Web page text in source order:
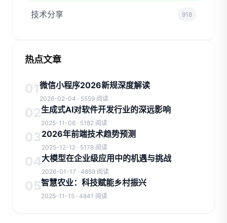
技术分享 918
热点文章
01微信小程序2026新规深度解读
2026-02-04 · 5559 阅读
02生成式AI对软件开发行业的深远影响
2025-11-06 · 5182 阅读
032026年前端技术趋势预测
2025-12-12 · 5178 阅读
04大模型在企业级应用中的机遇与挑战
2026-01-17 · 4859 阅读
05智慧农业：科技赋能乡村振兴
2025-11-15 · 4841 阅读